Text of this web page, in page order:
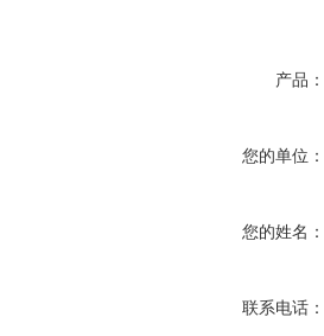
产品：
您的单位：
您的姓名：
联系电话：